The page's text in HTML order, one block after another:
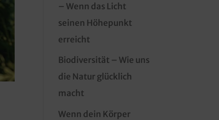
– Wenn das Licht
seinen Höhepunkt
erreicht
Biodiversität – Wie uns
die Natur glücklich
macht
Wenn dein Körper